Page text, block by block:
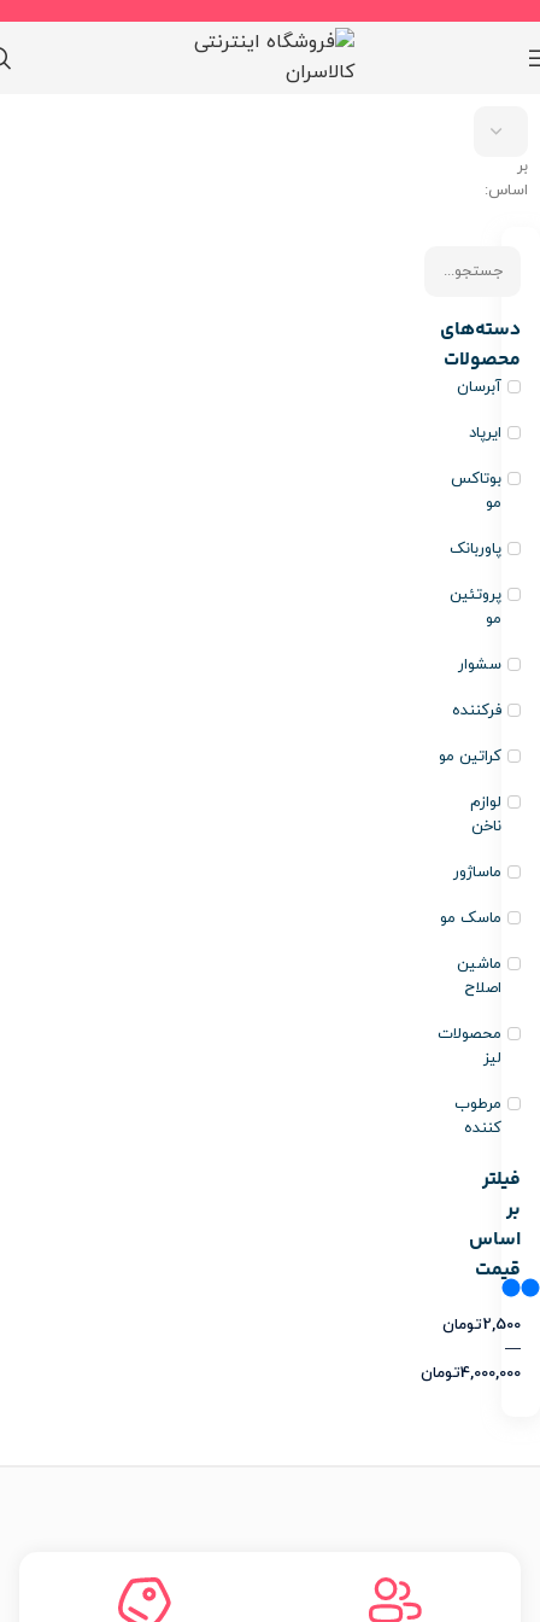
دسته‌های
محصولات
آبرسان
ایرپاد
بوتاکس
مو
پاوربانک
پروتئین
مو
سشوار
فرکننده
کراتین مو
لوازم
ناخن
ماساژور
ماسک مو
ماشین
اصلاح
محصولات
لیز
مرطوب
کننده
فیلتر
بر
اساس
قیمت
2,500تومان
—
4,000,000تومان
سازی
بر
اساس: